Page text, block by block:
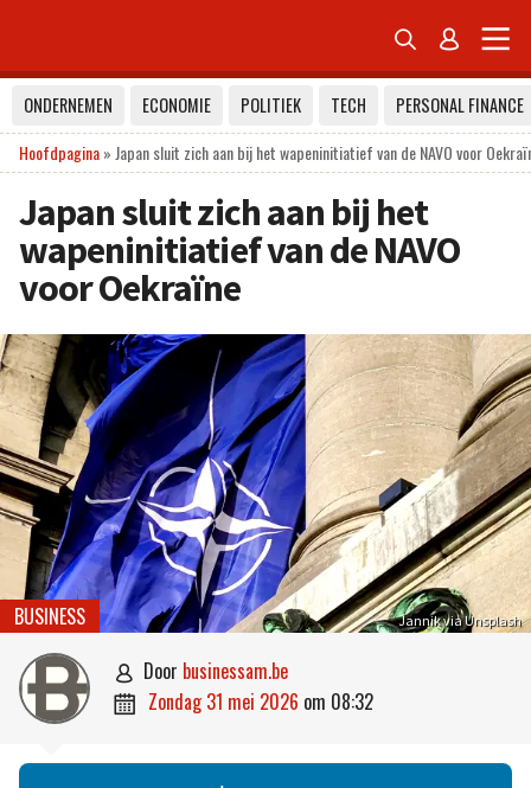
 
ONDERNEMEN ECONOMIE POLITIEK TECH
PERSONAL FINANCE
Hoofdpagina» Japan sluit zich aan bij het wapeninitiatief van de NAVO voor
Japan sluit zich aan bij het
wapeninitiatief van de NAVO
voor Oekraïne
Jannik via Unsplash
BUSINESS
 door businessam.be
 zondag 31 mei 2026 om 08:32